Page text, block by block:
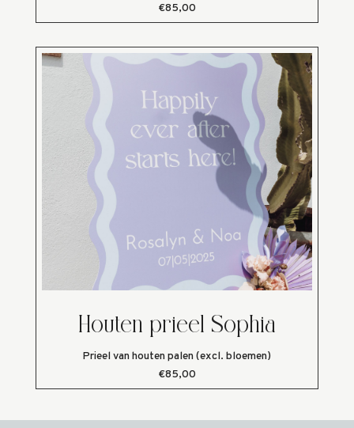
€85,00
Houten prieel Sophia
Prieel van houten palen (excl. bloemen)
€85,00